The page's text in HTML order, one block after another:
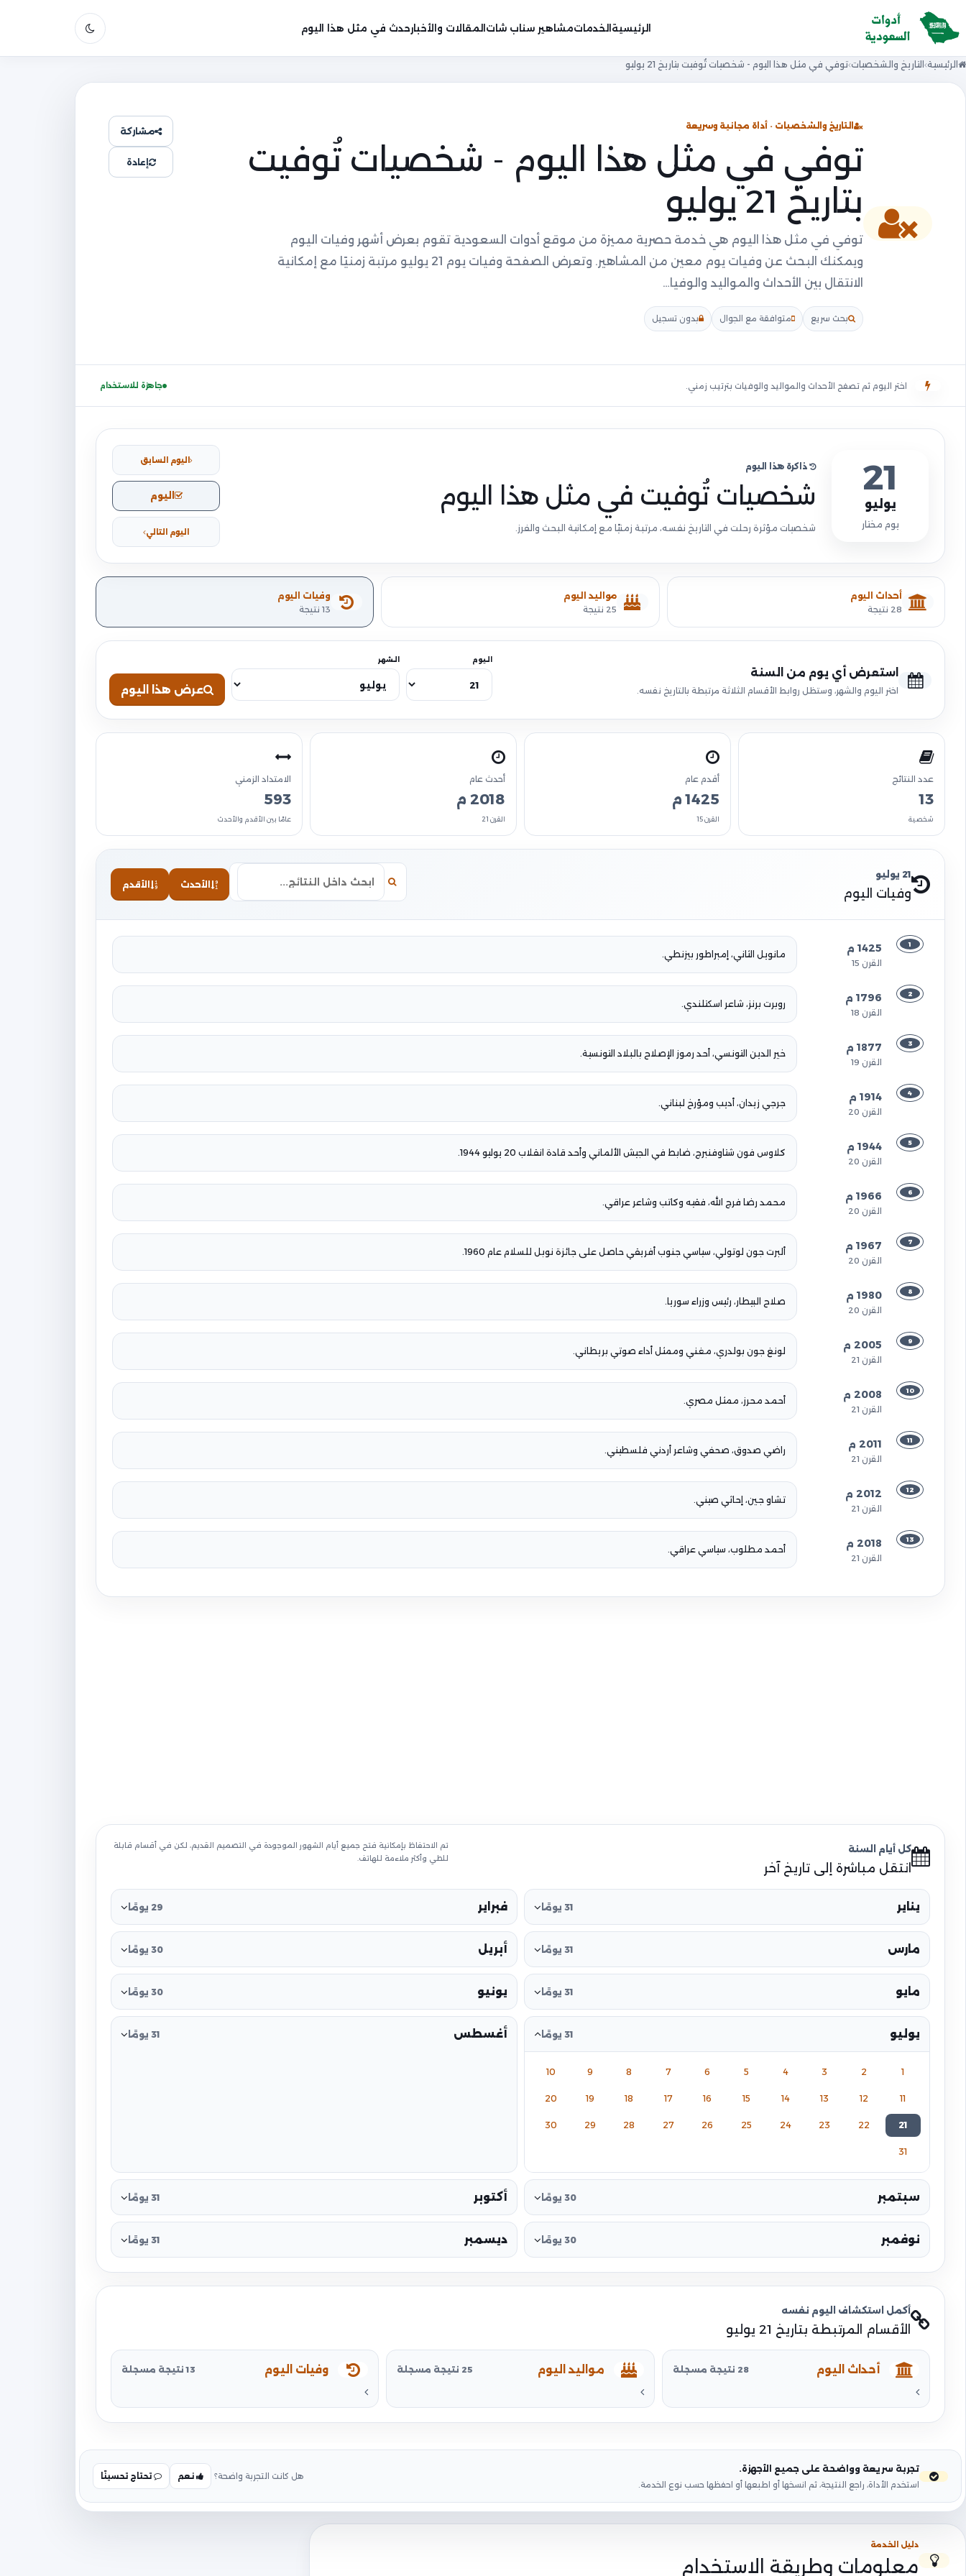
الرئيسية الخدماتمشاهير سناب شات المقالات والأخبارحدث في مثل هذا اليوم
الرئيسية التاريخ والشخصيات توفي في مثل هذا اليوم - شخصيات تُوفيت بتاريخ 21 يوليو
التاريخ والشخصيات · أداة مجانية وسريعة
توفي في مثل هذا اليوم - شخصيات تُوفيت
بتاريخ 21 يوليو
توفي في مثل هذا اليوم هي خدمة حصرية مميزة من موقع أدوات السعودية تقوم بعرض أشهر وفيات اليوم
ويمكنك البحث عن وفيات يوم معين من المشاهير. وتعرض الصفحة وفيات يوم 21 يوليو مرتبة زمنيًا مع إمكانية
الانتقال بين الأحداث والمواليد والوفيا…
بحث سريع متوافقة مع الجوال بدون تسجيل
مشاركة
إعادة
اختر اليوم ثم تصفح الأحداث والمواليد والوفيات بترتيب زمني. جاهزة للاستخدام
21
يوليو
يوم مختار
ذاكرة هذا اليوم
شخصيات تُوفيت في مثل هذا اليوم
شخصيات مؤثرة رحلت في التاريخ نفسه، مرتبة زمنيًا مع إمكانية البحث والفرز.
اليوم السابق
اليوم
اليوم التالي
أحداث اليوم
28 نتيجة
مواليد اليوم
25 نتيجة
وفيات اليوم
13 نتيجة
استعرض أي يوم من السنة
اختر اليوم والشهر، وستظل روابط الأقسام الثلاثة مرتبطة بالتاريخ نفسه.
اليوم الشهر
عرض هذا اليوم
عدد النتائج
13
شخصية
أقدم عام
1425 م
القرن 15
أحدث عام
2018 م
القرن 21
الامتداد الزمني
593
عامًا بين الأقدم والأحدث
21 يوليو
وفيات اليوم
الأحدث الأقدم
1 1425 م
القرن 15
مانويل الثاني، إمبراطور بيزنطي.
2 1796 م
القرن 18
روبرت برنز، شاعر اسكتلندي.
3 1877 م
القرن 19
خير الدين التونسي، أحد رموز الإصلاح بالبلاد التونسية.
4 1914 م
القرن 20
جرجي زيدان، أديب ومؤرخ لبناني.
5 1944 م
القرن 20
كلاوس فون شتاوفنبرج، ضابط في الجيش الألماني وأحد قادة انقلاب 20 يوليو 1944.
6 1966 م
القرن 20
محمد رضا فرج الله، فقيه وكاتب وشاعر عراقي.
7 1967 م
القرن 20
ألبرت جون لوتولي، سياسي جنوب أفريقي حاصل على جائزة نوبل للسلام عام 1960.
8 1980 م
القرن 20
صلاح البيطار، رئيس وزراء سوريا.
9 2005 م
القرن 21
لونغ جون بولدري، مغني وممثل أداء صوتي بريطاني.
10 2008 م
القرن 21
أحمد محرز، ممثل مصري.
11 2011 م
القرن 21
راضي صدوق، صحفي وشاعر أردني فلسطيني.
12 2012 م
القرن 21
تشاو جين، إحاثي صيني.
13 2018 م
القرن 21
أحمد مطلوب، سياسي عراقي.
كل أيام السنة
انتقل مباشرة إلى تاريخ آخر
تم الاحتفاظ بإمكانية فتح جميع أيام الشهور الموجودة في التصميم القديم، لكن في أقسام قابلة
للطي وأكثر ملاءمة للهاتف.
يناير 31 يومًا فبراير 29 يومًا
مارس 31 يومًا أبريل 30 يومًا
مايو 31 يومًا يونيو 30 يومًا
يوليو 31 يومًا
1
2
3
4
5
6
7
8
9
10
11
12
13
14
15
16
17
18
19
20
21
22
23
24
25
26
27
28
29
30
31
أغسطس 31 يومًا
سبتمبر 30 يومًا أكتوبر 31 يومًا
نوفمبر 30 يومًا ديسمبر 31 يومًا
أكمل استكشاف اليوم نفسه
الأقسام المرتبطة بتاريخ 21 يوليو
أحداث اليوم 28 نتيجة مسجلة مواليد اليوم 25 نتيجة مسجلة وفيات اليوم 13 نتيجة مسجلة
تجربة سريعة وواضحة على جميع الأجهزة.
استخدم الأداة، راجع النتيجة، ثم انسخها أو اطبعها أو احفظها حسب نوع الخدمة.
هل كانت التجربة واضحة؟ نعم تحتاج تحسينًا
دليل الخدمة
معلومات وطريقة الاستخدام